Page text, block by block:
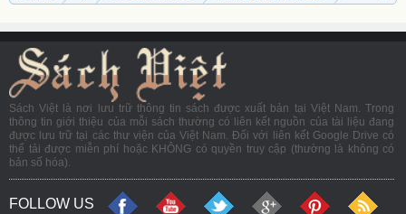
Sách Việt là nơi lưu trữ thông tin sách được xuất bản tại Việt Nam. Trong
thông tin giới thiệu của mỗi sách thường có liên kết nguồn của tài liệu đang
được lưu trữ tại các thư viện của Việt Nam. Đối với liên kết Google Drive có
thể tải được miễn phí hoặc KHÔNG có quyền truy cập (thường là không có
bản số hóa).
FOLLOW US